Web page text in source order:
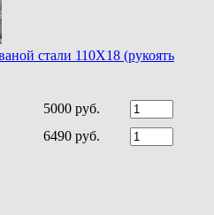
стали 110Х18 (рукоять
5000 руб.
6490 руб.